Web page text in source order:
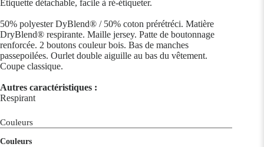
Étiquette détachable, facile à ré-étiqueter.
50% polyester DyBlend® / 50% coton prérétréci. Matière
DryBlend® respirante. Maille jersey. Patte de boutonnage
renforcée. 2 boutons couleur bois. Bas de manches
passepoilées. Ourlet double aiguille au bas du vêtement.
Coupe classique.
Autres caractéristiques :
Respirant
Couleurs
Couleurs